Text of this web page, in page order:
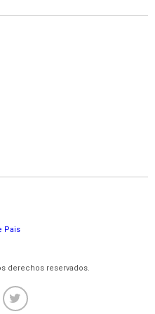
derechos reservados.